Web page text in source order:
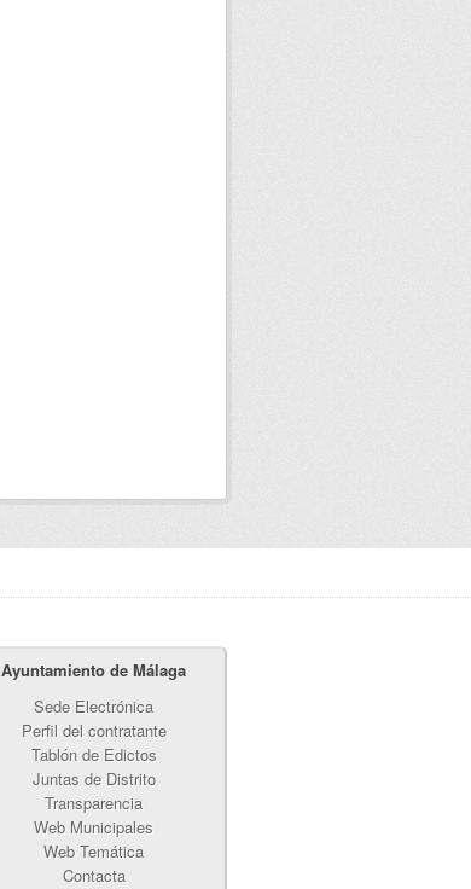
Ayuntamiento de Málaga
Sede Electrónica
Perfil del contratante
Tablón de Edictos
Juntas de Distrito
Transparencia
Web Municipales
Web Temática
Contacta